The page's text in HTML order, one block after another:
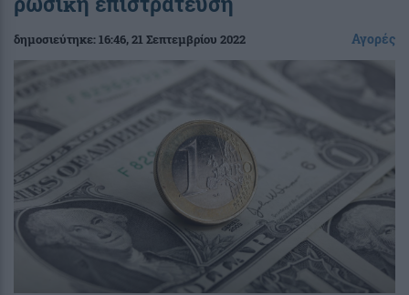
δημοσιεύτηκε:16:46, 21 Σεπτεμβρίου 2022 Αγορές